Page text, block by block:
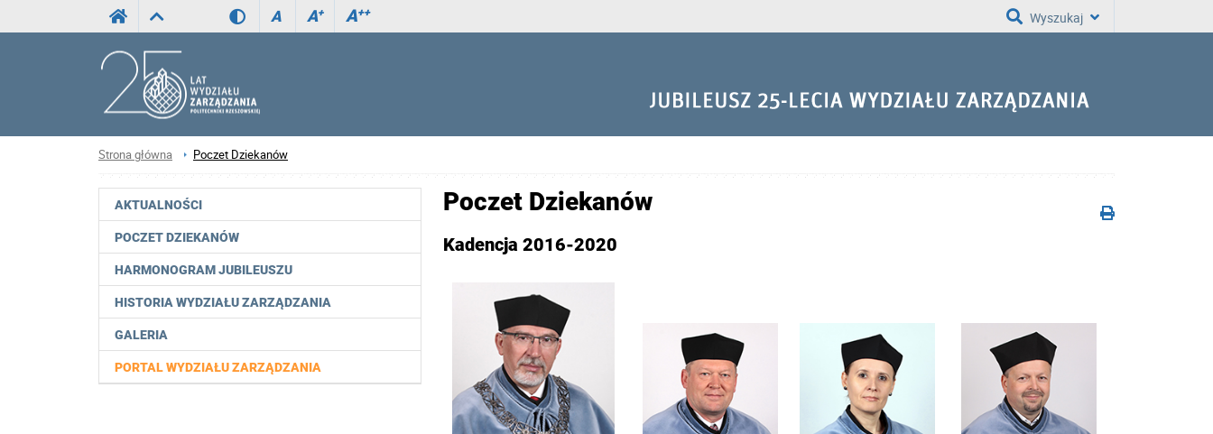
A A+ A++ Wyszukaj
Strona główna Poczet Dziekanów
AKTUALNOŚCI
POCZET DZIEKANÓW
HARMONOGRAM JUBILEUSZU
HISTORIA WYDZIAŁU ZARZĄDZANIA
GALERIA
PORTAL WYDZIAŁU ZARZĄDZANIA
Poczet Dziekanów
Kadencja 2016-2020